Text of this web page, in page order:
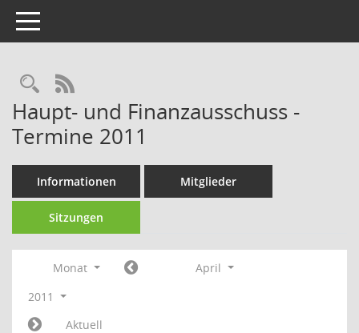
Toggle navigation
Rechercheauswahl
RSS-Feed
Haupt- und Finanzausschuss -
Termine 2011
Informationen Mitglieder
Sitzungen
Monat
April
2011
Aktuell